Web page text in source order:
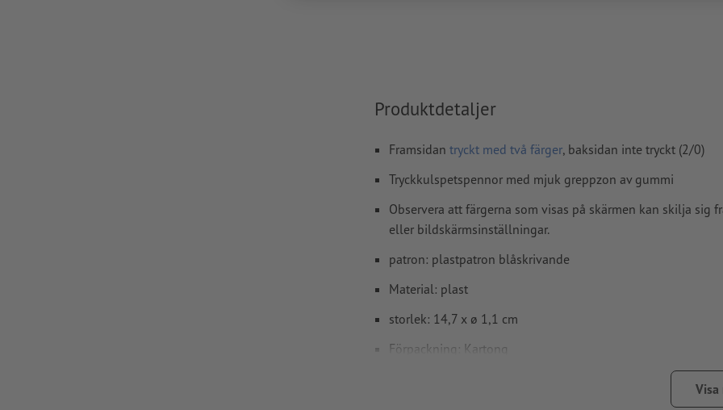
Produktdetaljer
Framsidan tryckt med två färger, baksidan inte tryckt (2/0)
Tryckkulspetspennor med mjuk greppzon av gummi
Observera att färgerna som visas på skärmen kan skilja
eller bildskärmsinställningar.
patron: plastpatron blåskrivande
Material: plast
storlek: 14,7 x ø 1,1 cm
Förpackning: Kartong
Visa